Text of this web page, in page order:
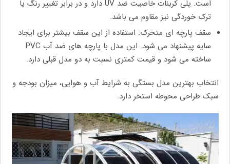
است. پلی کربنات خاصیت ضد UV دارد و در برابر تغییر رنگ یا
ترک خوردگی نیز مقاوم می باشد.
سقف پارچه ای متحرک: استفاده از این سقف بیشتر برای ایجاد
سایه پیشنهاد می شود. این مدل با پارچه های ضد آب PVC
ساخته می شود و قیمت کمتری نسبت به دو مدل قبلی دارد.
انتخاب بهترین مدل بستگی به شرایط آب و هوایی، میزان بودجه و
سبک طراحی محوطه استخر دارد.